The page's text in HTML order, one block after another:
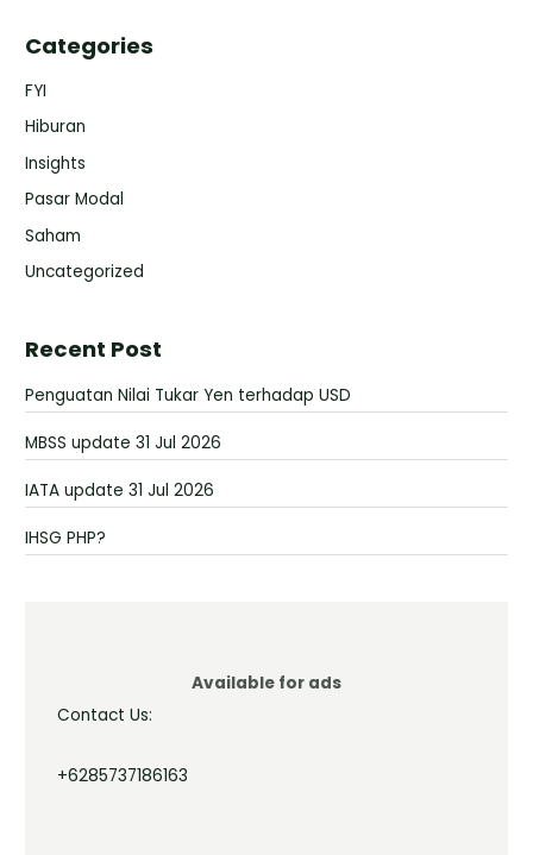
Categories
FYI
Hiburan
Insights
Pasar Modal
Saham
Uncategorized
Recent Post
Penguatan Nilai Tukar Yen terhadap USD
MBSS update 31 Jul 2026
IATA update 31 Jul 2026
IHSG PHP?
Available for ads
Contact Us:
+6285737186163